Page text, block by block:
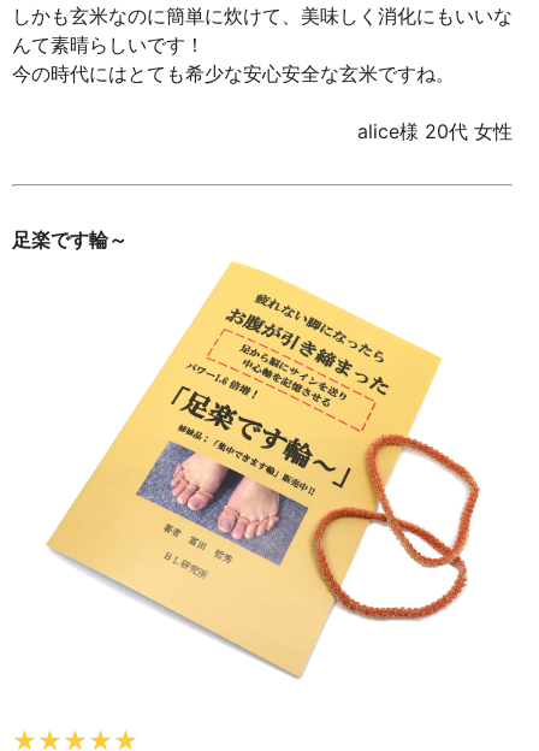
しかも玄米なのに簡単に炊けて、美味しく消化にもいいな
んて素晴らしいです！
今の時代にはとても希少な安心安全な玄米ですね。
alice様 20代 女性
足楽です輪～